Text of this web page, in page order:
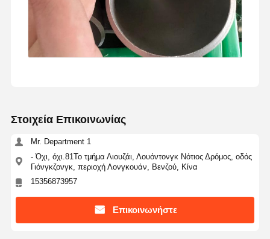
Στοιχεία Επικοινωνίας
Mr. Department 1
- Όχι, όχι.81Το τμήμα Λιουζάι, Λουόντονγκ Νότιος Δρόμος, οδός
Γιόνγκζονγκ, περιοχή Λονγκουάν, Βενζού, Κίνα
15356873957
Επικοινωνήστε